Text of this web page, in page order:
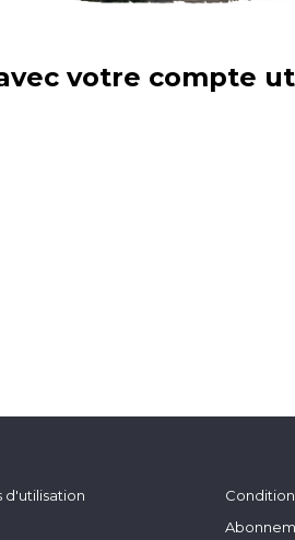
votre compte
d'utilisation